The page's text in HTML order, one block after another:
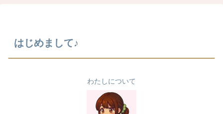
はじめまして♪
わたしについて